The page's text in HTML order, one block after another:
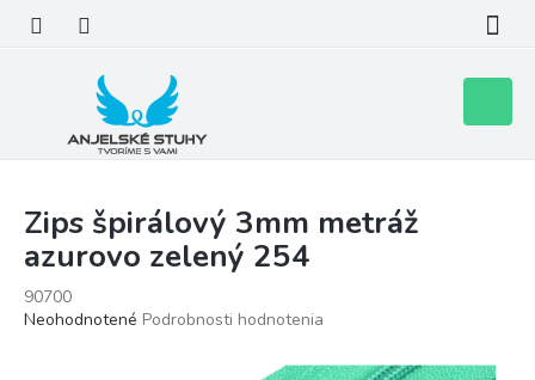
obsah
košík
Zips špirálový 3mm metráž
azurovo zelený 254
90700
Priemerné
Neohodnotené Podrobnosti hodnotenia